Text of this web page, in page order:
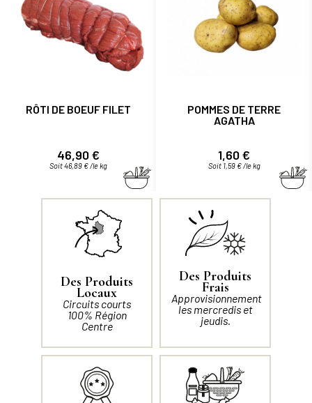
RÔTI DE BOEUF FILET
Prix
46,90 €
Soit 46,89 € /le kg
POMMES DE TERRE
AGATHA
Prix
1,60 €
Soit 1,59 € /le kg
Des Produits
Locaux
Circuits courts
100% Région
Centre
Des Produits
Frais
Approvisionnement
les mercredis et
jeudis.